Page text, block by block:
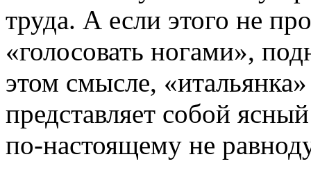
труда. А если этого не
«голосовать ногами»,
этом смысле,
представляет собой
по-настоящему не